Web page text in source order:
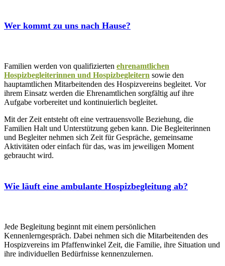
Wer kommt zu uns nach Hause?
Familien werden von qualifizierten ehrenamtlichen
Hospizbegleiterinnen und Hospizbegleitern sowie den
hauptamtlichen Mitarbeitenden des Hospizvereins begleitet. Vor
ihrem Einsatz werden die Ehrenamtlichen sorgfältig auf ihre
Aufgabe vorbereitet und kontinuierlich begleitet.
Mit der Zeit entsteht oft eine vertrauensvolle Beziehung, die
Familien Halt und Unterstützung geben kann. Die Begleiterinnen
und Begleiter nehmen sich Zeit für Gespräche, gemeinsame
Aktivitäten oder einfach für das, was im jeweiligen Moment
gebraucht wird.
Wie läuft eine ambulante Hospizbegleitung ab?
Jede Begleitung beginnt mit einem persönlichen
Kennenlerngespräch. Dabei nehmen sich die Mitarbeitenden des
Hospizvereins im Pfaffenwinkel Zeit, die Familie, ihre Situation und
ihre individuellen Bedürfnisse kennenzulernen.